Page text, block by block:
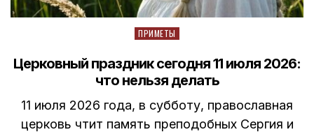
Posted
ПРИМЕТЫ
Церковный праздник сегодня 11 июля 2026:
что нельзя делать
11 июля 2026 года, в субботу, православная
церковь чтит память преподобных Сергия и